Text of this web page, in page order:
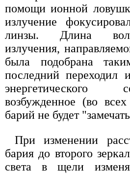
помощи ионной
излучение
линзы. Длина
излучения,
была подобрана
последний переходил
возбужденное (во
барий не будет
При изменении
бария до второго
света в щели